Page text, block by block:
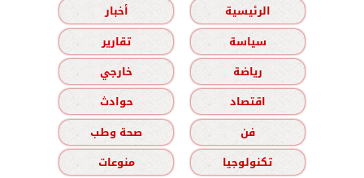
الرئيسية
أخبار
سياسة
تقارير
رياضة
خارجي
اقتصاد
حوادث
فن
صحة وطب
تكنولوجيا
منوعات